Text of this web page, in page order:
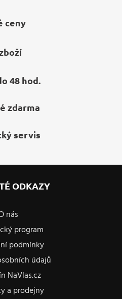
ceny
48 hod.
zdarma
servis
ODKAZY
nás
program
podmínky
údajů
NaVlas.cz
a prodejny